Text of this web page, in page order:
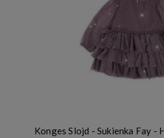
Konges Slojd - Sukienka Fay -